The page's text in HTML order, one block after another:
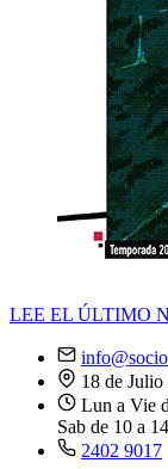
LEE EL ÚLTIMO
18 de
Lun a Vie
Sab de 10 a
2402 9017